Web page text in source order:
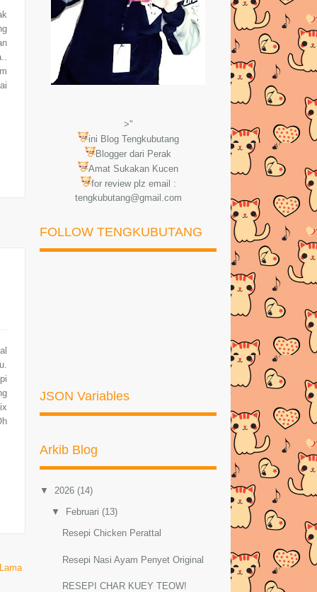
>"
ini Blog Tengkubutang
Blogger dari Perak
Amat Sukakan Kucen
for review plz email :
tengkubutang@gmail.com
FOLLOW TENGKUBUTANG
JSON Variables
Arkib Blog
▼ 2026 (14)
▼ Februari (13)
Resepi Chicken Perattal
Resepi Nasi Ayam Penyet Original
RESEPI CHAR KUEY TEOW!